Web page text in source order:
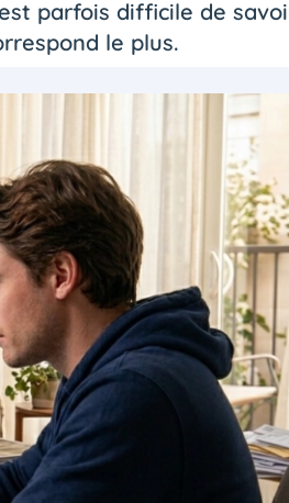
parfois difficile de
le plus.